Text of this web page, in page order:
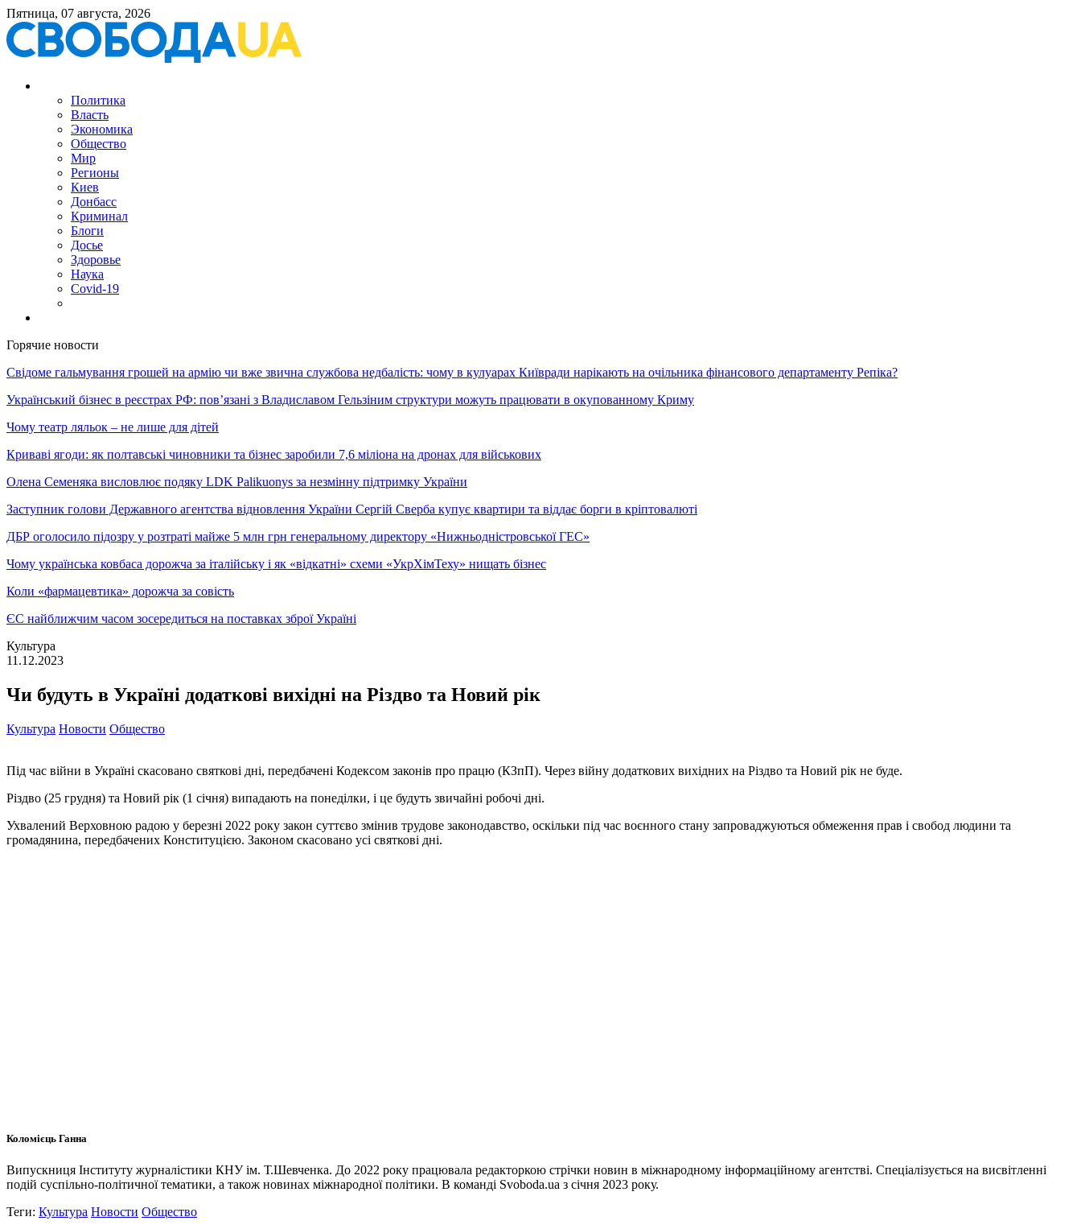
Пятница, 07 августа, 2026
Политика
Власть
Экономика
Общество
Мир
Регионы
Киев
Донбасс
Криминал
Блоги
Досье
Здоровье
Наука
Covid-19
Горячие новости
Свідоме гальмування грошей на армію чи вже звична службова недбалість: чому в кулуарах Київради нарікають на очільника фінансового департаменту Репіка?
Український бізнес в реєстрах РФ: пов’язані з Владиславом Гельзіним структури можуть працювати в окупованному Криму
Чому театр ляльок – не лише для дітей
Криваві ягоди: як полтавські чиновники та бізнес заробили 7,6 міліона на дронах для військових
Олена Семеняка висловлює подяку LDK Palikuonys за незмінну підтримку України
Заступник голови Державного агентства відновлення України Сергій Сверба купує квартири та віддає борги в кріптовалюті
ДБР оголосило підозру у розтраті майже 5 млн грн генеральному директору «Нижньодністровської ГЕС»
Чому українська ковбаса дорожча за італійську і як «відкатні» схеми «УкрХімТеху» нищать бізнес
Коли «фармацевтика» дорожча за совість
ЄС найближчим часом зосередиться на поставках зброї Україні
Культура
11.12.2023
Чи будуть в Україні додаткові вихідні на Різдво та Новий рік
Культура Новости Общество
Під час війни в Україні скасовано святкові дні, передбачені Кодексом законів про працю (КЗпП). Через війну додаткових вихідних на Різдво та Новий рік не буде.
Різдво (25 грудня) та Новий рік (1 січня) випадають на понеділки, і це будуть звичайні робочі дні.
Ухвалений Верховною радою у березні 2022 року закон суттєво змінив трудове законодавство, оскільки під час воєнного стану запроваджуються обмеження прав і свобод людини та
громадянина, передбачених Конституцією. Законом скасовано усі святкові дні.
Коломієць Ганна
Випускниця Інституту журналістики КНУ ім. Т.Шевченка. До 2022 року працювала редакторкою стрічки новин в міжнародному інформаційному агентстві. Спеціалізується на висвітленні
подій суспільно-політичної тематики, а також новинах міжнародної політики. В команді Svoboda.ua з січня 2023 року.
Теги: Культура Новости Общество